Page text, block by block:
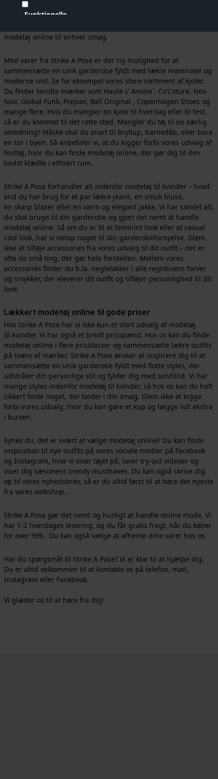
Funktionelle
Statistiske
håndplukkede og i høj kvalitet. Vi nyder at udvælge varer til
vores webshop, og det skinner igennem i vores sortiment. I
modetøj online til enhver smag.
Med varer fra Strike A Pose er der rig mulighed for at
sammensætte en unik garderobe fyldt med lækre materialer og
moderne snit. Se for eksempel vores store sortiment af kjoler.
Du finder kendte mærker som Haute L' Amitie´, Co’Coture, Neo
Noir, Global Funk, Prepair, Ball Original , Copenhagen Shoes og
mange flere. Hvis du mangler en kjole til hverdag eller til fest,
så er du kommet til det rette sted. Mangler du tøj til en særlig
anledning? Måske skal du snart til bryllup, barnedåb, eller bare
en tur i byen. Så anbefaler vi, at du kigger forbi vores udvalg af
festtøj, hvor du kan finde modetøj online, der gør dig til den
bedst klædte i ethvert rum.
Strike A Pose forhandler alt indenfor modetøj til kvinder – hvad
end du har brug for et par lækre jeans, en smuk bluse,
en skarp blazer eller en varm og elegant jakke. Vi har samlet alt,
du skal bruge til din garderobe og gjort det nemt at handle
modetøj online. Så om du er til et feminint look eller et casual
cool look, har vi netop noget til din garderobefornyelse. Glem
ikke at tilføje accessories fra vores udvalg til dit outfit – det er
ofte de små ting, der gør hele forskellen. Mellem vores
accessories finder du b.la. neglelakker i alle regnbuens farver
og smykker, der eleverer dit outfit og tilføjer personlighed til dit
look.
Lækkert modetøj online til gode priser
Hos Strike A Pose har vi ikke kun et stort udvalg af modetøj
til kvinder. Vi har også et bredt prisspænd. Hos os kan du finde
modetøj online i flere prisklasser og sammensætte lækre outfits
på tværs af mærker. Strike A Pose ønsker at inspirere dig til at
sammensætte en unik garderobe fyldt med flotte styles, der
udstråler din personlige stil og fylder dig med selvtillid. Vi har
mange styles indenfor modetøj til kvinder, så hos os kan du helt
sikkert finde noget, der falder i din smag. Glem ikke at kigge
forbi vores udsalg, hvor du kan gøre et kup og lægge lidt ekstra
i kurven.
Synes du, det er svært at vælge modetøj online? Du kan finde
inspiration til nye outfits på vores sociale medier på Facebook
og Instagram, hvor vi viser tøjet på, laver try-out videoer og
viser dig sæsonens trendy musthaves. Du kan også skrive dig
op til vores nyhedsbrev, så er du altid først til at høre det nyeste
fra vores webshop.
Strike A Pose gør det nemt og hurtigt at handle online mode. Vi
har 1-2 hverdages levering, og du får gratis fragt, når du køber
for over 599,- Du kan også vælge at afhente dine varer hos os.
Har du spørgsmål til Strike A Pose? Vi er klar til at hjælpe dig.
Du er altid velkommen til at kontakte os på telefon, mail,
Instagram eller Facebook.
Vi glæder os til at høre fra dig!